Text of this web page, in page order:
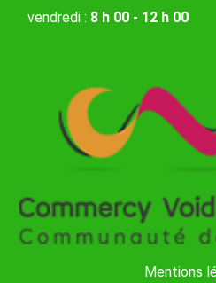
vendredi : 8 h 00 - 12 h 00
Mentions